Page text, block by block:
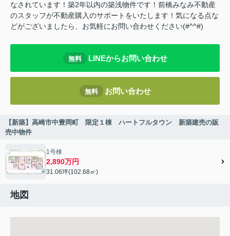
なされています！築2年以内の築浅物件です！前橋みなみ不動産
のスタッフが不動産購入のサポートをいたします！気になる点な
どがございましたら、お気軽にお問い合わせください(#^^#)
無料 LINEからお問い合わせ
無料 お問い合わせ
【新築】高崎市中豊岡町 限定１棟 ハートフルタウン 新築建売の販
売中物件
1号棟
2,890万円
31.06坪(102.68㎡)
地図